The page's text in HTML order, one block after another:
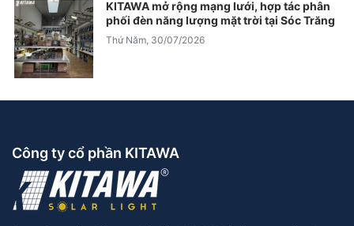
KITAWA mở rộng mạng lưới, hợp tác phân
phối đèn năng lượng mặt trời tại Sóc Trăng
Thứ Năm, 30/07/2026
Công ty cổ phần KITAWA